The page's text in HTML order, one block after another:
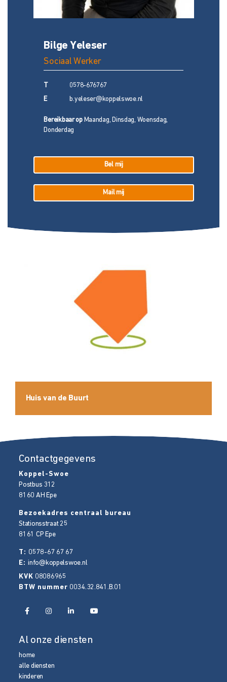
Bilge Yeleser
Sociaal Werker
0578-676767
E b.yeleser@koppelswoe.nl
Bereikbaar opMaandag, Dinsdag, Woensdag,
Donderdag
Bel mij
Mail mij
Huis van de Buurt
Contactgegevens
Koppel-Swoe
Postbus 312
8160 AH Epe
Bezoekadres centraal bureau
Stationsstraat 25
8161 CP Epe
T: 0578-67 67 67
E:info@koppelswoe.nl
KVK 08086965
BTW nummer 0034.32.841.B.01
Al onze diensten
home
alle diensten
kinderen